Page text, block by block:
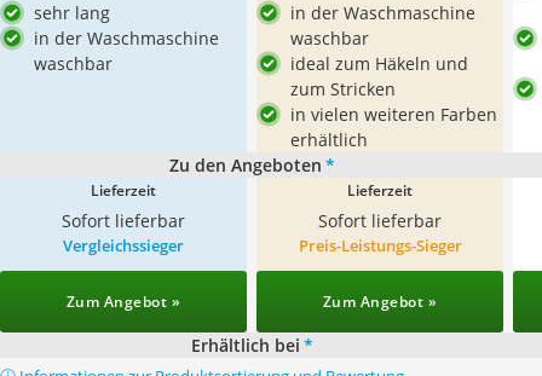
sehr lang
in der Waschmaschine
waschbar
in der Waschmaschine
waschbar
ideal zum Häkeln und
zum Stricken
in vielen weiteren Farben
erhältlich
Zu den Angeboten *
Lieferzeit
Sofort lieferbar
Lieferzeit
Sofort lieferbar
Vergleichssieger
Zum Angebot »
Preis-Leistungs-Sieger
Zum Angebot »
Erhältlich bei *